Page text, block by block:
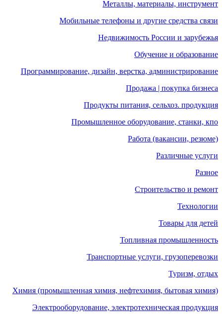
Металлы, материалы, инструмент
Мобильные телефоны и другие средства связи
Недвижимость России и зарубежья
Обучение и образование
Программирование, дизайн, верстка, администрирование
Продажа | покупка бизнеса
Продукты питания, сельхоз. продукция
Промышленное оборудование, станки, кпо
Работа (вакансии, резюме)
Различные услуги
Разное
Строительство и ремонт
Технологии
Товары для детей
Топливная промышленность
Транспортные услуги, грузоперевозки
Туризм, отдых
Химия (промышленная химия, нефтехимия, бытовая химия)
Электрооборудование, электротехническая продукция